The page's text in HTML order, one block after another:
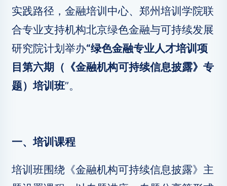
实践路径，金融培训中心、郑州培训学院联
合专业支持机构北京绿色金融与可持续发展
研究院计划举办“绿色金融专业人才培训项
目第六期（《金融机构可持续信息披露》专
题）培训班”。
一、培训课程
培训班围绕《金融机构可持续信息披露》主